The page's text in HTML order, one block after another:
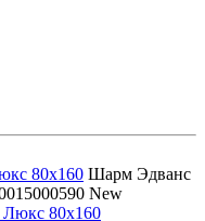
80x160 Шарм Эдванс
New